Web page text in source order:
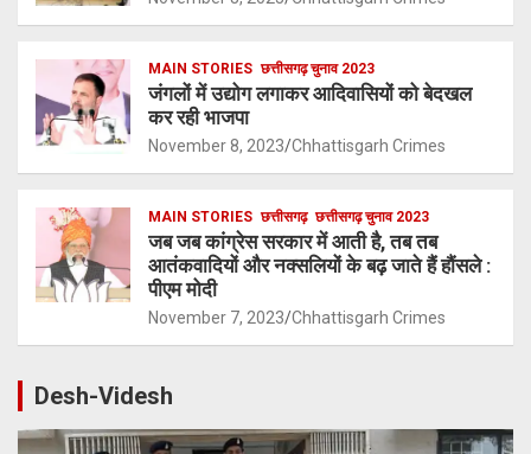
MAIN STORIES छत्तीसगढ़ चुनाव 2023
जंगलों में उद्योग लगाकर आदिवासियों को बेदखल
कर रही भाजपा
November 8, 2023 Chhattisgarh Crimes
MAIN STORIES छत्तीसगढ़ छत्तीसगढ़ चुनाव 2023
जब जब कांग्रेस सरकार में आती है, तब तब
आतंकवादियों और नक्सलियों के बढ़ जाते हैं हौंसले :
पीएम मोदी
November 7, 2023 Chhattisgarh Crimes
Desh-Videsh